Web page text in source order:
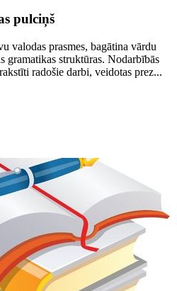
pulciņš
valodas prasmes, bagātina vārdu
gramatikas struktūras. Nodarbībās
radošie darbi, veidotas prez...